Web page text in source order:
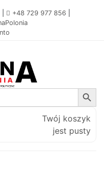
+48 729 977 856
Search Button
Twój koszyk
jest pusty